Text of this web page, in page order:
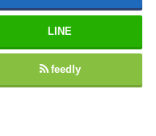
LINE
feedly